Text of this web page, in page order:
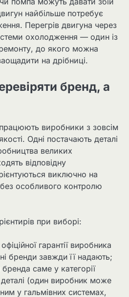
найбільше потребує
Перегрів двигуна через
охолодження — один із
до якого можна
на дрібниці.
бренд, а
виробники з зовсім
Одні постачають деталі
великих
відповідну
виключно на
особливого контролю
при виборі:
гарантії виробника
бренди завжди її надають;
бренда саме у категорії
деталі (один виробник може
у гальмівних системах,